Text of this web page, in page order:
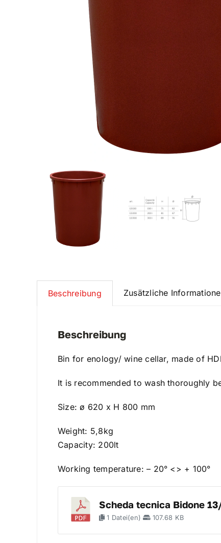
Beschreibung Zusätzliche
Beschreibung
Bin for enology/ wine cellar, made of
It is recommended to wash thoroughly
Size: ø 620 x H 800 mm
Weight: 5,8kg
Capacity: 200lt
Working temperature: – 20° <> + 100°
Scheda tecnica Bidone
1 Datei(en) 107.68 KB